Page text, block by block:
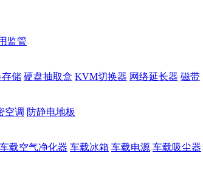
监管
存储 硬盘抽取盒 KVM切换器 网络延长器 磁带
空调 防静电地板
车载空气净化器 车载冰箱 车载电源 车载吸尘器